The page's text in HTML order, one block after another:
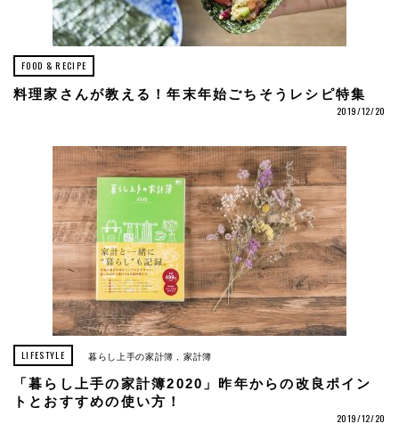
FOOD & RECIPE
料理家さんが教える！年末年始ごちそうレシピ特集
2019/12/20
LIFESTYLE 暮らし上手の家計簿 家計簿
「暮らし上手の家計簿2020」昨年からの改良ポイン
トとおすすめの使い方！
2019/12/20